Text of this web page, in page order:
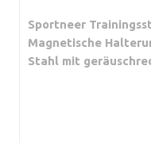
Sportneer
Magnetische
Stahl mit